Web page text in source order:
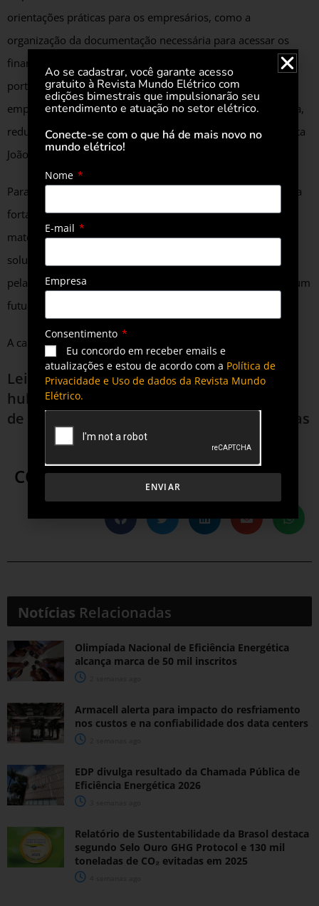
orientações práticas para os empresários, como a
organização da documentação necessária para acessar os
financiamentos. “Nosso objetivo é que essa cartilha seja
portanto uma ferramenta prática e eficiente para os
empresários que desejam modernizar sua matriz energética,
reduzir custos e adotar práticas mais sustentáveis”, completa
João Baptista Guimarães.
Para Benet, a cartilha é um marco na estratégia da Fiep para
fortalecer a competitividade da indústria no estado. “Esse
material consolida o compromisso da Fiep em oferecer
soluções práticas para os desafios energéticos enfrentados
pela indústria paranaense, contribuindo dessa forma para um
futuro mais sustentável e economicamente viável”, conclui.
A cartilha está disponível para acesso gratuito neste
Leia tambémGigantes do etanol miram
hub para aumento de eficiência, redução
de custos e diversificação em biorrefinarias
COMPARTILHE ESTA POSTAGEM
Notícias Relacionadas
Olimpíada Nacional de Eficiência Energética
alcança marca de 50 mil inscritos
Armacell alerta para impacto do resfriamento
nos custos e na confiabilidade dos data centers
EDP divulga resultado da Chamada Pública de
Eficiência Energética 2026
Relatório de Sustentabilidade da Brasol destaca
segundo Selo Ouro GHG Protocol e 130 mil
toneladas de CO₂ evitadas em 2025
Ao se cadastrar, você garante acesso
gratuito à Revista Mundo Elétrico com
edições bimestrais que impulsionarão seu
entendimento e atuação no setor elétrico.
Conecte-se com o que há de mais novo no
mundo elétrico!
Nome
E-mail
Empresa
Consentimento
Eu concordo em receber emails e
atualizações e estou de acordo com a Política de
Privacidade e Uso de dados da Revista Mundo
Elétrico.
ENVIAR